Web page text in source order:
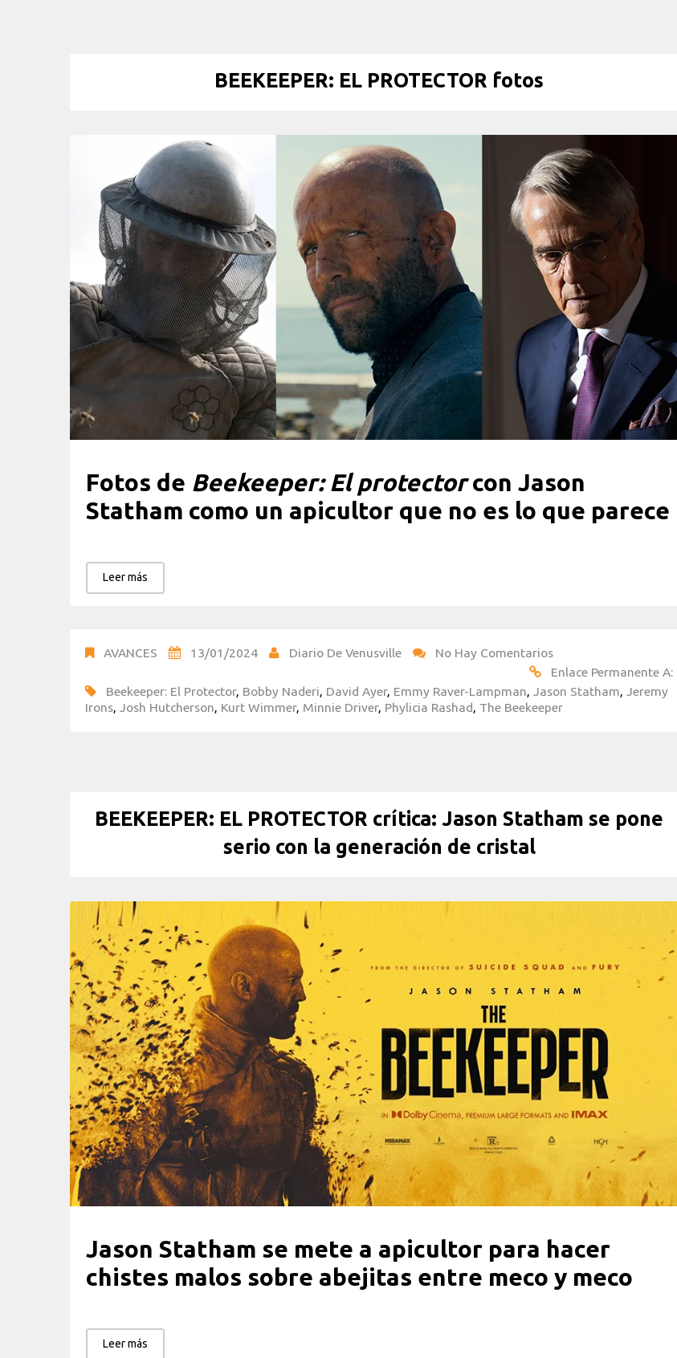
BEEKEEPER: EL PROTECTOR fotos
Fotos de Beekeeper: El protectorcon Jason
Statham como un apicultor que no es lo que parece
Leer más
AVANCES 13/01/2024 Diario De Venusville
No Hay Comentarios
Enlace Permanente A:
Beekeeper: El Protector, Bobby Naderi, David Ayer, Emmy Raver-Lampman, Jason Statham, Jeremy
Irons, Josh Hutcherson, Kurt Wimmer, Minnie Driver, Phylicia Rashad, The Beekeeper
BEEKEEPER: EL PROTECTOR crítica: Jason Statham se pone
serio con la generación de cristal
Jason Statham se mete a apicultor para hacer
chistes malos sobre abejitas entre meco y meco
Leer más